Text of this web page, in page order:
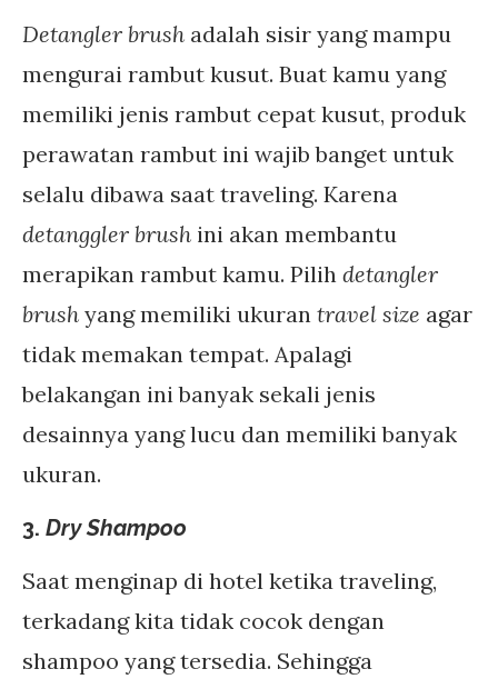
Detangler brush adalah sisir yang mampu
mengurai rambut kusut. Buat kamu yang
memiliki jenis rambut cepat kusut, produk
perawatan rambut ini wajib banget untuk
selalu dibawa saat traveling. Karena
detanggler brush ini akan membantu
merapikan rambut kamu. Pilih detangler
brush yang memiliki ukuran travel size agar
tidak memakan tempat. Apalagi
belakangan ini banyak sekali jenis
desainnya yang lucu dan memiliki banyak
ukuran.
3. Dry Shampoo
Saat menginap di hotel ketika traveling,
terkadang kita tidak cocok dengan
shampoo yang tersedia. Sehingga